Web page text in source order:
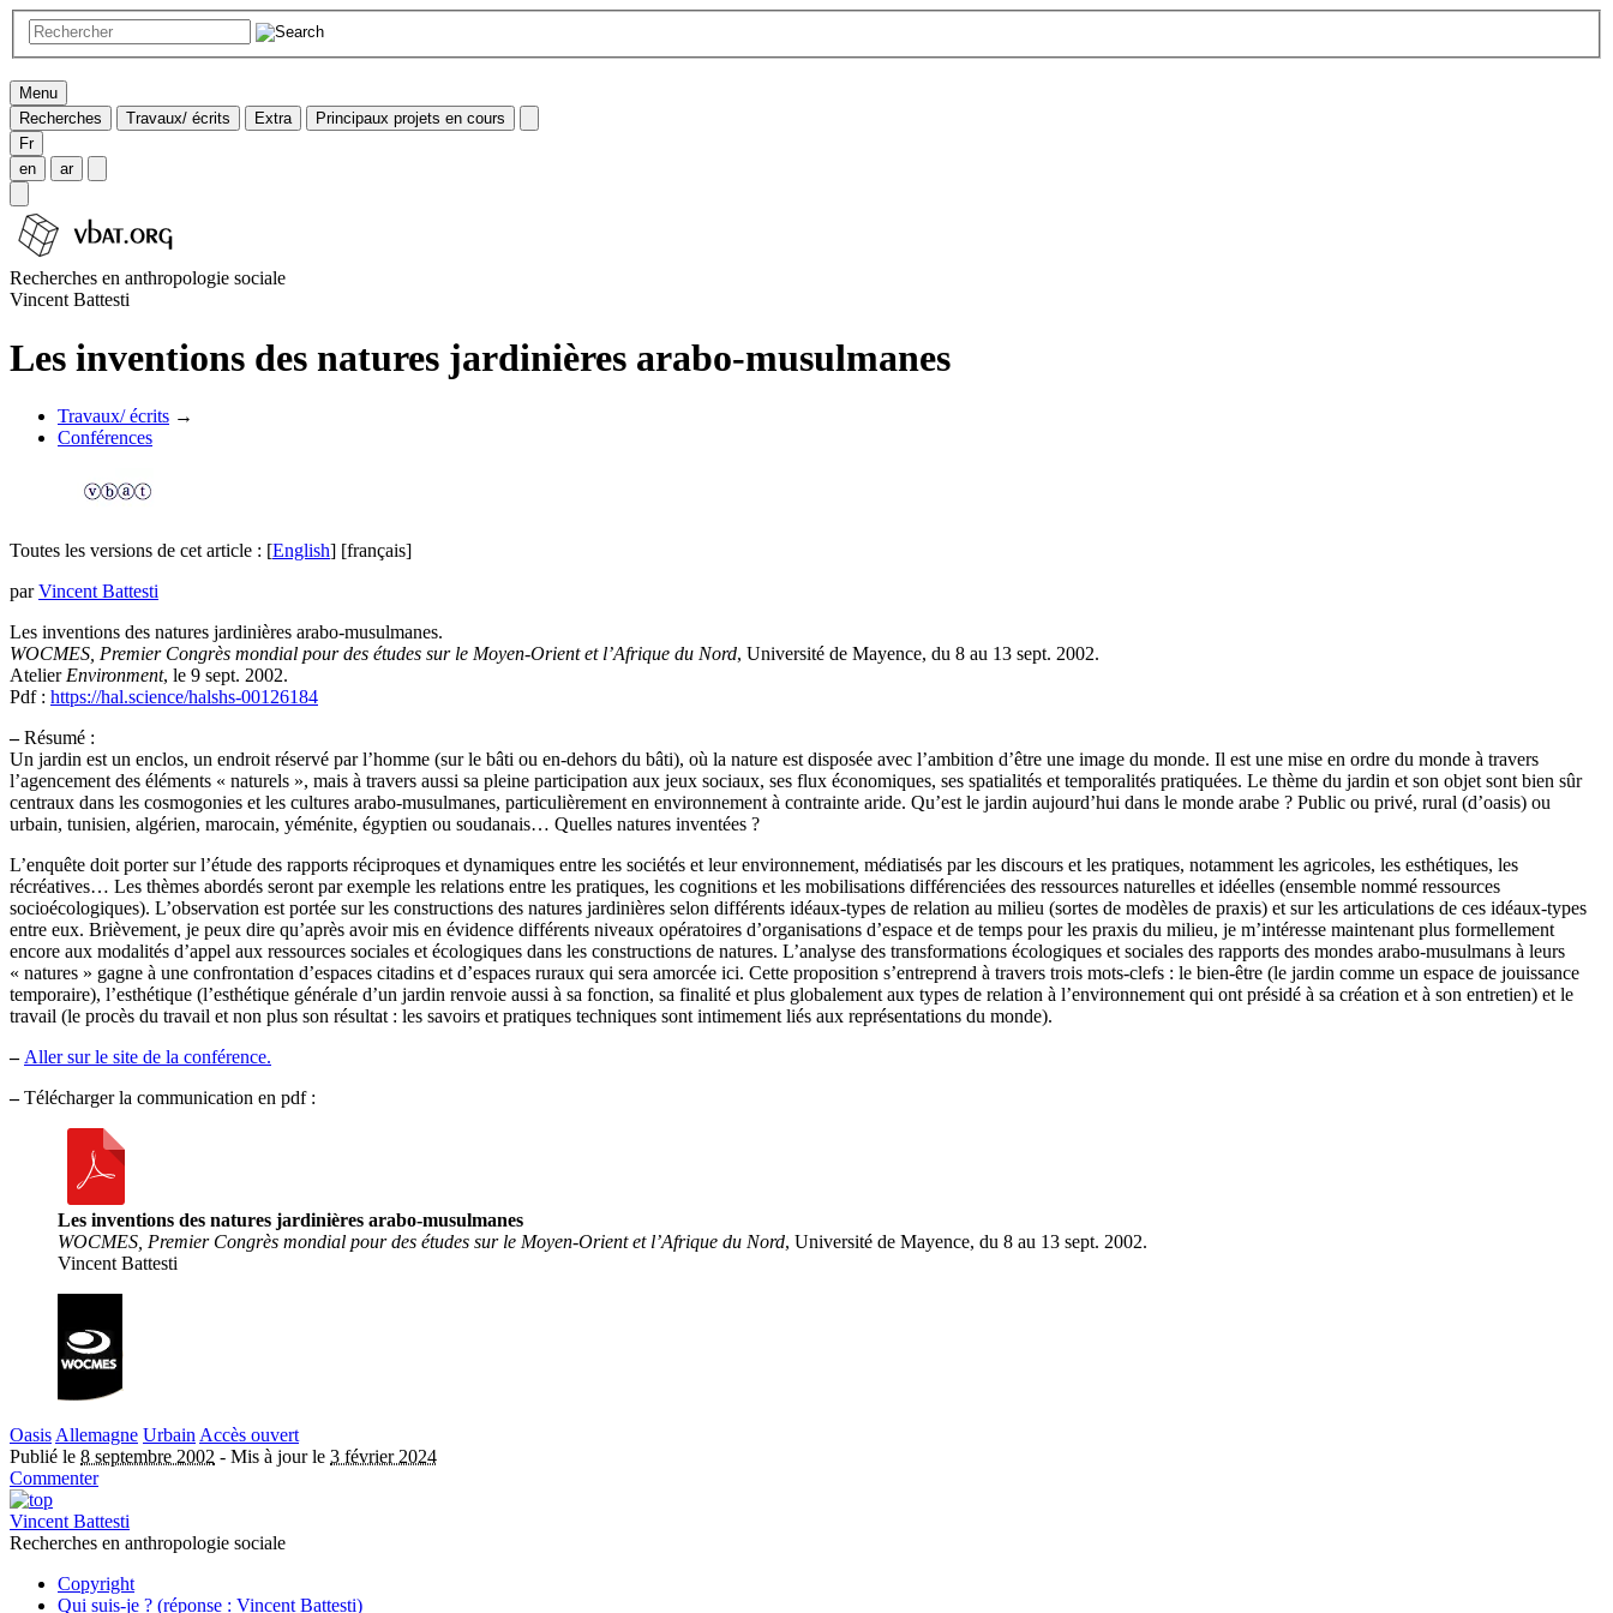
Menu
Recherches
Travaux/ écrits Extra
Principaux projets en cours
Fr
en
ar
Recherches en anthropologie sociale
Vincent Battesti
Les inventions des natures jardinières arabo-musulmanes
Travaux/ écrits →
Conférences
Toutes les versions de cet article : [English] [français]
parVincent Battesti
Les inventions des natures jardinières arabo-musulmanes.
WOCMES, Premier Congrès mondial pour des études sur le Moyen-Orient et l’Afrique du Nord, Université de Mayence, du 8 au 13 sept. 2002.
AtelierEnvironment, le 9 sept. 2002.
Pdf : https://hal.science/halshs-00126184
–Résumé :
Un jardin est un enclos, un endroit réservé par l’homme (sur le bâti ou en-dehors du bâti), où la nature est disposée avec l’ambition d’être une image du monde. Il est une mise en ordre du monde à travers
l’agencement des éléments « naturels », mais à travers aussi sa pleine participation aux jeux sociaux, ses flux économiques, ses spatialités et temporalités pratiquées. Le thème du jardin et son objet sont bien sûr
centraux dans les cosmogonies et les cultures arabo-musulmanes, particulièrement en environnement à contrainte aride. Qu’est le jardin aujourd’hui dans le monde arabe ? Public ou privé, rural (d’oasis) ou
urbain, tunisien, algérien, marocain, yéménite, égyptien ou soudanais… Quelles natures inventées ?
L’enquête doit porter sur l’étude des rapports réciproques et dynamiques entre les sociétés et leur environnement, médiatisés par les discours et les pratiques, notamment les agricoles, les esthétiques, les
récréatives… Les thèmes abordés seront par exemple les relations entre les pratiques, les cognitions et les mobilisations différenciées des ressources naturelles et idéelles (ensemble nommé ressources
socioécologiques). L’observation est portée sur les constructions des natures jardinières selon différents idéaux-types de relation au milieu (sortes de modèles de praxis) et sur les articulations de ces idéaux-types
entre eux. Brièvement, je peux dire qu’après avoir mis en évidence différents niveaux opératoires d’organisations d’espace et de temps pour les praxis du milieu, je m’intéresse maintenant plus formellement
encore aux modalités d’appel aux ressources sociales et écologiques dans les constructions de natures. L’analyse des transformations écologiques et sociales des rapports des mondes arabo-musulmans à leurs
« natures » gagne à une confrontation d’espaces citadins et d’espaces ruraux qui sera amorcée ici. Cette proposition s’entreprend à travers trois mots-clefs : le bien-être (le jardin comme un espace de jouissance
temporaire), l’esthétique (l’esthétique générale d’un jardin renvoie aussi à sa fonction, sa finalité et plus globalement aux types de relation à l’environnement qui ont présidé à sa création et à son entretien) et le
travail (le procès du travail et non plus son résultat : les savoirs et pratiques techniques sont intimement liés aux représentations du monde).
– Aller sur le site de la conférence.
–Télécharger la communication en pdf :
Les inventions des natures jardinières arabo-musulmanes
WOCMES, Premier Congrès mondial pour des études sur le Moyen-Orient et l’Afrique du Nord, Université de Mayence, du 8 au 13 sept. 2002.
Vincent Battesti
OasisAllemagne UrbainAccès ouvert
Publié le 8 septembre 2002 - Mis à jour le 3 février 2024
Commenter
Vincent Battesti
Recherches en anthropologie sociale
Copyright
Qui suis-je ? (réponse : Vincent Battesti)